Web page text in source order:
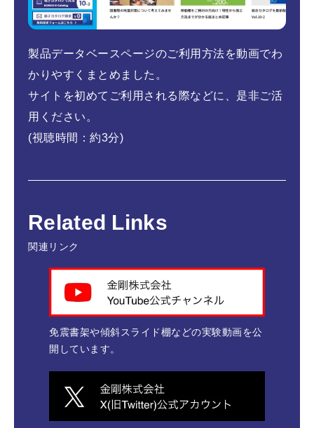
製品データベースページのご利用方法を動画でわ
かりやすくまとめました。
サイトを初めてご利用される際などに、是非ご活
用ください。
(視聴時間：約3分)
Related Links
関連リンク
免震書架や傾斜スライド棚などの実験動画を公
開しています。